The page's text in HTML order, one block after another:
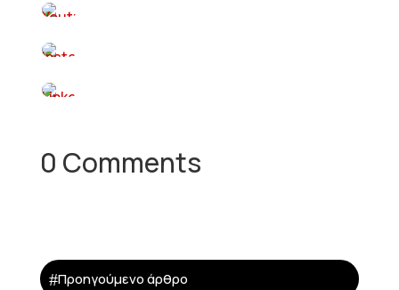
0 Comments
#Προηγούμενο άρθρο